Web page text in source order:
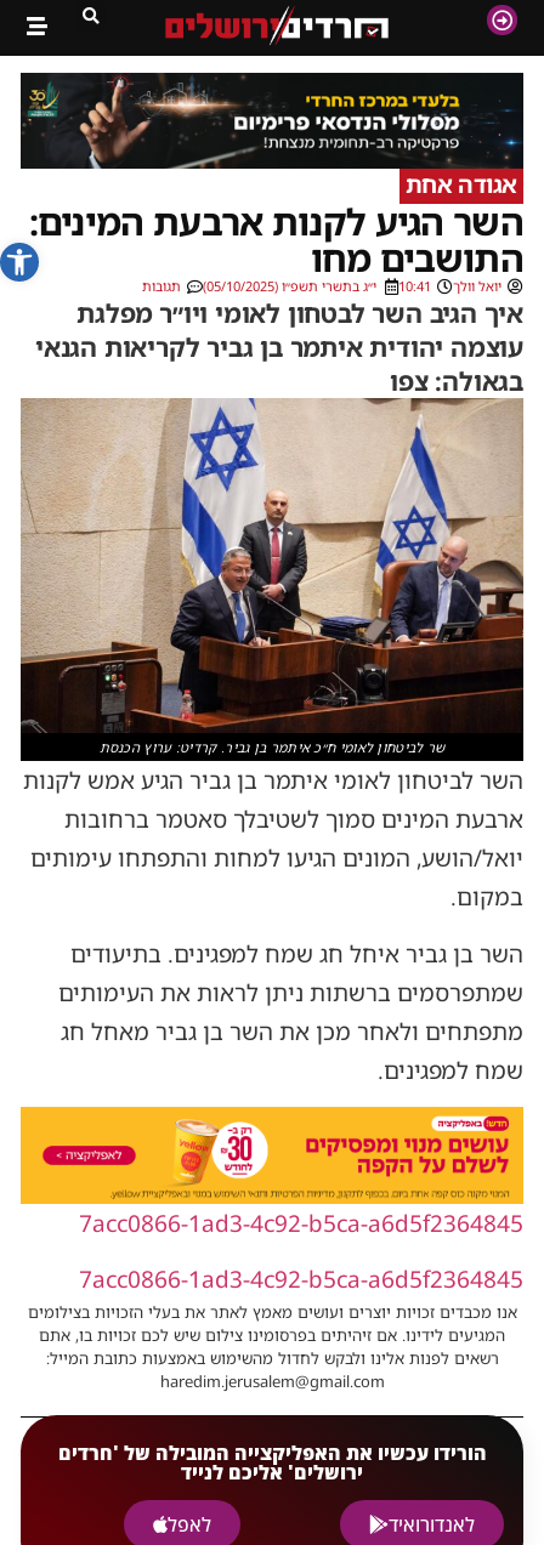
פתח
אגודה אחת
השר הגיע לקנות ארבעת המינים:
התושבים מחו
יואל וולך 10:41 י״ג בתשרי תשפ״ו (05/10/2025) תגובות
איך הגיב השר לבטחון לאומי ויו״ר מפלגת
עוצמה יהודית איתמר בן גביר לקריאות הגנאי
בגאולה: צפו
שר לביטחון לאומי ח״כ איתמר בן גביר. קרדיט: ערוץ הכנסת
השר לביטחון לאומי איתמר בן גביר הגיע אמש לקנות
ארבעת המינים סמוך לשטיבלך סאטמר ברחובות
יואל/הושע, המונים הגיעו למחות והתפתחו עימותים
במקום.
השר בן גביר איחל חג שמח למפגינים. בתיעודים
שמתפרסמים ברשתות ניתן לראות את העימותים
מתפתחים ולאחר מכן את השר בן גביר מאחל חג
שמח למפגינים.
7acc0866-1ad3-4c92-b5ca-a6d5f2364845
7acc0866-1ad3-4c92-b5ca-a6d5f2364845
אנו מכבדים זכויות יוצרים ועושים מאמץ לאתר את בעלי הזכויות בצילומים
המגיעים לידינו. אם זיהיתים בפרסומינו צילום שיש לכם זכויות בו, אתם
רשאים לפנות אלינו ולבקש לחדול מהשימוש באמצעות כתובת המייל:
haredim.jerusalem@gmail.com
הורידו עכשיו את האפליקצייה המובילה של 'חרדים
ירושלים' אליכם לנייד
לאנדורואיד
לאפל